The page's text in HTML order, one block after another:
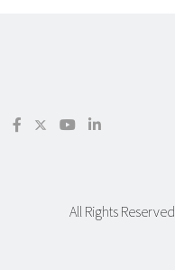
All Rights Reserved